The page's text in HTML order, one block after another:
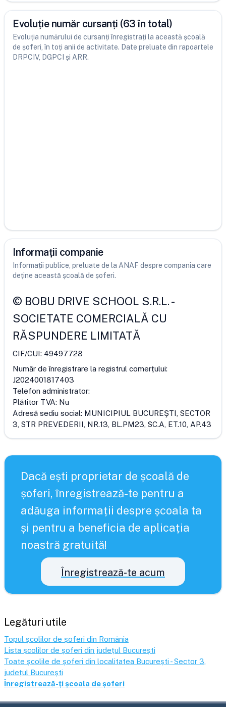
Evoluție număr cursanți (63 în total)
Evoluția numărului de cursanți înregistrați la această școală
de șoferi, în toți anii de activitate. Date preluate din rapoartele
DRPCIV, DGPCI și ARR.
Informații companie
Informații publice, preluate de la ANAF despre compania care
deține această școală de șoferi.
© BOBU DRIVE SCHOOL S.R.L.-
SOCIETATE COMERCIALĂ CU
RĂSPUNDERE LIMITATĂ
CIF/CUI: 49497728
Număr de înregistrare la registrul comerțului:
J2024001817403
Telefon administrator:
Plătitor TVA: Nu
Adresă sediu social: MUNICIPIUL BUCUREŞTI, SECTOR
3, STR PREVEDERII, NR.13, BL.PM23, SC.A, ET.10, AP.43
Dacă ești proprietar de școală de
șoferi, înregistrează-te pentru a
adăuga informații despre școala ta
și pentru a beneficia de aplicația
noastră gratuită!
Înregistrează-te acum
Legături utile
Topul școlilor de șoferi din România
Lista școlilor de șoferi din județul București
Toate școlile de șoferi din localitatea București - Sector 3
județul București
Înregistrează-ți școala de șoferi